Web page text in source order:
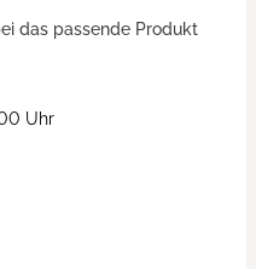
das passende Produkt
Uhr